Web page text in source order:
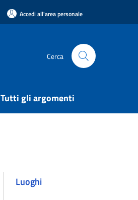
Accedi all'area personale
Cerca
Tutti gli argomenti
Luoghi